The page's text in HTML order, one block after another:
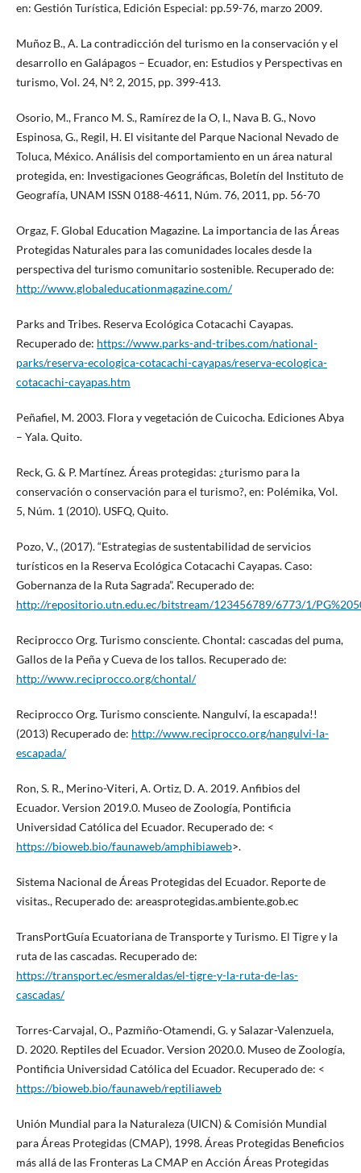
en: Gestión Turística, Edición Especial: pp.59-76, marzo 2009.
Muñoz B., A. La contradicción del turismo en la conservación y el
desarrollo en Galápagos – Ecuador, en: Estudios y Perspectivas en
turismo, Vol. 24, Nº. 2, 2015, pp. 399-413.
Osorio, M., Franco M. S., Ramírez de la O, I., Nava B. G., Novo
Espinosa, G., Regil, H. El visitante del Parque Nacional Nevado de
Toluca, México. Análisis del comportamiento en un área natural
protegida, en: Investigaciones Geográficas, Boletín del Instituto de
Geografía, UNAM ISSN 0188-4611, Núm. 76, 2011, pp. 56-70
Orgaz, F. Global Education Magazine. La importancia de las Áreas
Protegidas Naturales para las comunidades locales desde la
perspectiva del turismo comunitario sostenible. Recuperado de:
http://www.globaleducationmagazine.com/
Parks and Tribes. Reserva Ecológica Cotacachi Cayapas.
Recuperado de: https://www.parks-and-tribes.com/national-
parks/reserva-ecologica-cotacachi-cayapas/reserva-ecologica-
cotacachi-cayapas.htm
Peñafiel, M. 2003. Flora y vegetación de Cuicocha. Ediciones Abya
– Yala. Quito.
Reck, G. & P. Martínez. Áreas protegidas: ¿turismo para la
conservación o conservación para el turismo?, en: Polémika, Vol.
5, Núm. 1 (2010). USFQ, Quito.
Pozo, V., (2017). “Estrategias de sustentabilidad de servicios
turísticos en la Reserva Ecológica Cotacachi Cayapas. Caso:
Gobernanza de la Ruta Sagrada”. Recuperado de:
http://repositorio.utn.edu.ec/bitstream/123456789/6773/1/
Reciprocco Org. Turismo consciente. Chontal: cascadas del puma,
Gallos de la Peña y Cueva de los tallos. Recuperado de:
http://www.reciprocco.org/chontal/
Reciprocco Org. Turismo consciente. Nangulví, la escapada!!
(2013) Recuperado de: http://www.reciprocco.org/nangulvi-la-
escapada/
Ron, S. R., Merino-Viteri, A. Ortiz, D. A. 2019. Anfibios del
Ecuador. Version 2019.0. Museo de Zoología, Pontificia
Universidad Católica del Ecuador. Recuperado de: <
https://bioweb.bio/faunaweb/amphibiaweb>.
Sistema Nacional de Áreas Protegidas del Ecuador. Reporte de
visitas., Recuperado de: areasprotegidas.ambiente.gob.ec
TransPortGuía Ecuatoriana de Transporte y Turismo. El Tigre y la
ruta de las cascadas. Recuperado de:
https://transport.ec/esmeraldas/el-tigre-y-la-ruta-de-las-
cascadas/
Torres-Carvajal, O., Pazmiño-Otamendi, G. y Salazar-Valenzuela,
D. 2020. Reptiles del Ecuador. Version 2020.0. Museo de Zoología,
Pontificia Universidad Católica del Ecuador. Recuperado de: <
https://bioweb.bio/faunaweb/reptiliaweb
Unión Mundial para la Naturaleza (UICN) & Comisión Mundial
para Áreas Protegidas (CMAP), 1998. Áreas Protegidas Beneficios
más allá de las Fronteras La CMAP en Acción Áreas Protegidas